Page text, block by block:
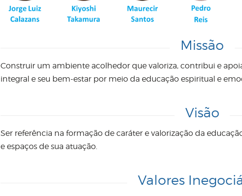
Missão
Construir um ambiente acolhedor que valoriza, contribui e
integral e seu bem-estar por meio da educação espiritual e
Visão
Ser referência na formação de caráter e valorização da
e espaços de sua atuação.
Valores